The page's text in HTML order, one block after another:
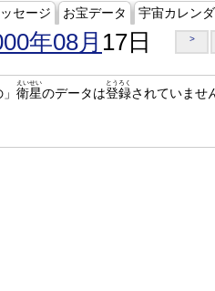
セージ お宝データ 宇宙カレン
年08月 17日 >
衛星
えいせい
のデータは登録
とうろく
されていませ